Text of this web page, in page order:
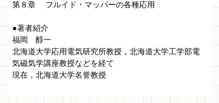
第８章 フルイド・マッパーの各種応用
●著者紹介
福岡 醇一
北海道大学応用電気研究所教授，北海道大学工学部電
気磁気学講座教授などを経て
現在，北海道大学名誉教授